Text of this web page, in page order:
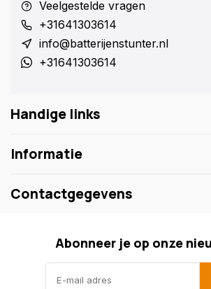
Veelgestelde vragen
+31641303614
info@batterijenstunter.nl
+31641303614
Handige links
Informatie
Contactgegevens
Abonneer je op onze